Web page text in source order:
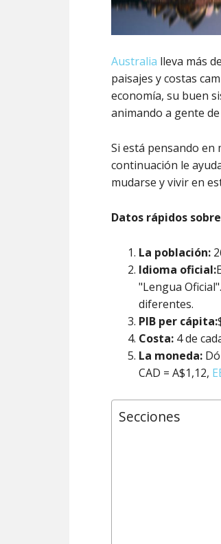
Australia lleva más
paisajes y costas
economía, su buen
animando a gente
Si está pensando en
continuación le
mudarse y vivir en
Datos rápidos
La población:
Idioma oficial:
"Lengua
diferentes.
PIB per cápita:
Costa: 4 de
La moneda:
CAD = A$1,12,
Secciones